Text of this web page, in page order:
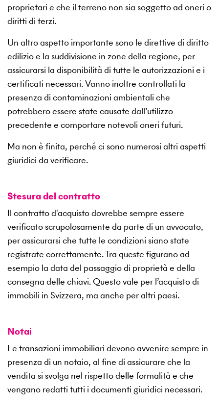
proprietari e che il terreno non sia soggetto ad oneri o
diritti di terzi.
Un altro aspetto importante sono le direttive di diritto
edilizio e la suddivisione in zone della regione, per
assicurarsi la disponibilità di tutte le autorizzazioni e i
certificati necessari. Vanno inoltre controllati la
presenza di contaminazioni ambientali che
potrebbero essere state causate dall’utilizzo
precedente e comportare notevoli oneri futuri.
Ma non è finita, perché ci sono numerosi altri aspetti
giuridici da verificare.
Stesura del contratto
Il contratto d'acquisto dovrebbe sempre essere
verificato scrupolosamente da parte di un avvocato,
per assicurarsi che tutte le condizioni siano state
registrate correttamente. Tra queste figurano ad
esempio la data del passaggio di proprietà e della
consegna delle chiavi. Questo vale per l’acquisto di
immobili in Svizzera, ma anche per altri paesi.
Notai
Le transazioni immobiliari devono avvenire sempre in
presenza di un notaio, al fine di assicurare che la
vendita si svolga nel rispetto delle formalità e che
vengano redatti tutti i documenti giuridici necessari.